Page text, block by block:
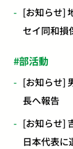
[お知らせ]
セイ同和損
部活動
[お知らせ]
長へ報告
[お知らせ]
日本代表に